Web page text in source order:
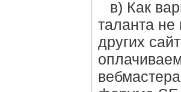
в) Как
таланта
других